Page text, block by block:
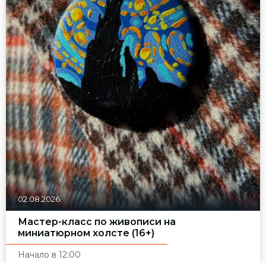
02.08.2026
Мастер-класс по живописи на
миниатюрном холсте (16+)
Начало в 12:00